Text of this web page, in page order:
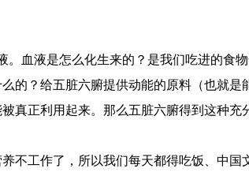
。血液是怎么化生来的？是我们吃进的食
的？给五脏六腑提供动能的原料（也就是
真正利用起来。那么五脏六腑得到这种充
不工作了，所以我们每天都得吃饭、中